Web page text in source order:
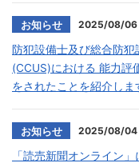
2025/08/06
お知らせ
防犯設備士及び総合防
(CCUS)における 能力評
をされたことを紹介しま
2025/08/04
お知らせ
「読売新聞オンライン